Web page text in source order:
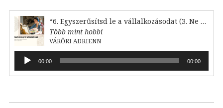
“6. Egyszerűsítsd le a vállalkozásodat (3. Ne reagálj)”
Több mint hobbi
VÁRŐRI ADRIENN
Audió
lejátszó00:00 00:00